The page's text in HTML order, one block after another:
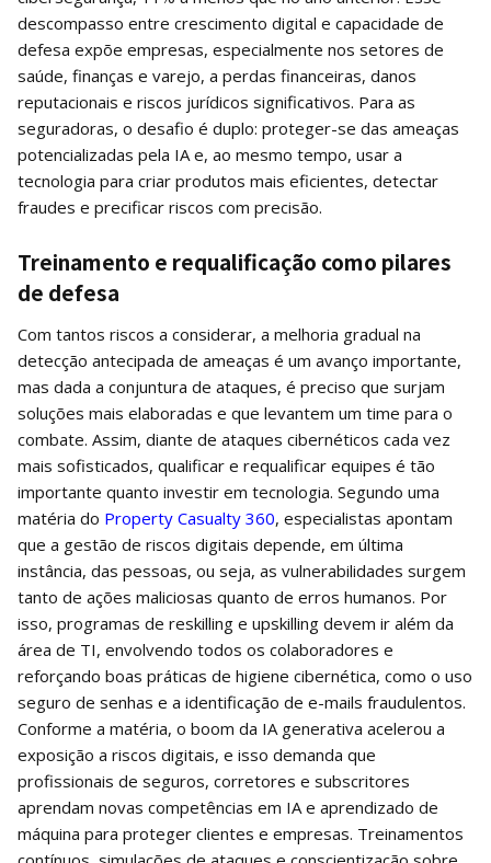
descompasso entre crescimento digital e capacidade de
defesa expõe empresas, especialmente nos setores de
saúde, finanças e varejo, a perdas financeiras, danos
reputacionais e riscos jurídicos significativos. Para as
seguradoras, o desafio é duplo: proteger-se das ameaças
potencializadas pela IA e, ao mesmo tempo, usar a
tecnologia para criar produtos mais eficientes, detectar
fraudes e precificar riscos com precisão.
Treinamento e requalificação como pilares
de defesa
Com tantos riscos a considerar, a melhoria gradual na
detecção antecipada de ameaças é um avanço importante,
mas dada a conjuntura de ataques, é preciso que surjam
soluções mais elaboradas e que levantem um time para o
combate. Assim, diante de ataques cibernéticos cada vez
mais sofisticados, qualificar e requalificar equipes é tão
importante quanto investir em tecnologia. Segundo uma
matéria do Property Casualty 360, especialistas apontam
que a gestão de riscos digitais depende, em última
instância, das pessoas, ou seja, as vulnerabilidades surgem
tanto de ações maliciosas quanto de erros humanos. Por
isso, programas de reskilling e upskilling devem ir além da
área de TI, envolvendo todos os colaboradores e
reforçando boas práticas de higiene cibernética, como o uso
seguro de senhas e a identificação de e-mails fraudulentos.
Conforme a matéria, o boom da IA generativa acelerou a
exposição a riscos digitais, e isso demanda que
profissionais de seguros, corretores e subscritores
aprendam novas competências em IA e aprendizado de
máquina para proteger clientes e empresas. Treinamentos